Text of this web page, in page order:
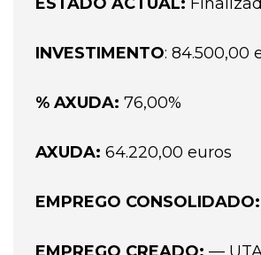
INVESTIMENTO: 84.500,00
% AXUDA: 76,00%
AXUDA: 64.220,00 euros
EMPREGO CONSOLIDADO: